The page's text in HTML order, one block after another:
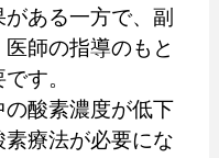
ある一方で、副
師の指導のもと
す。
の酸素濃度が低下
素療法が必要にな